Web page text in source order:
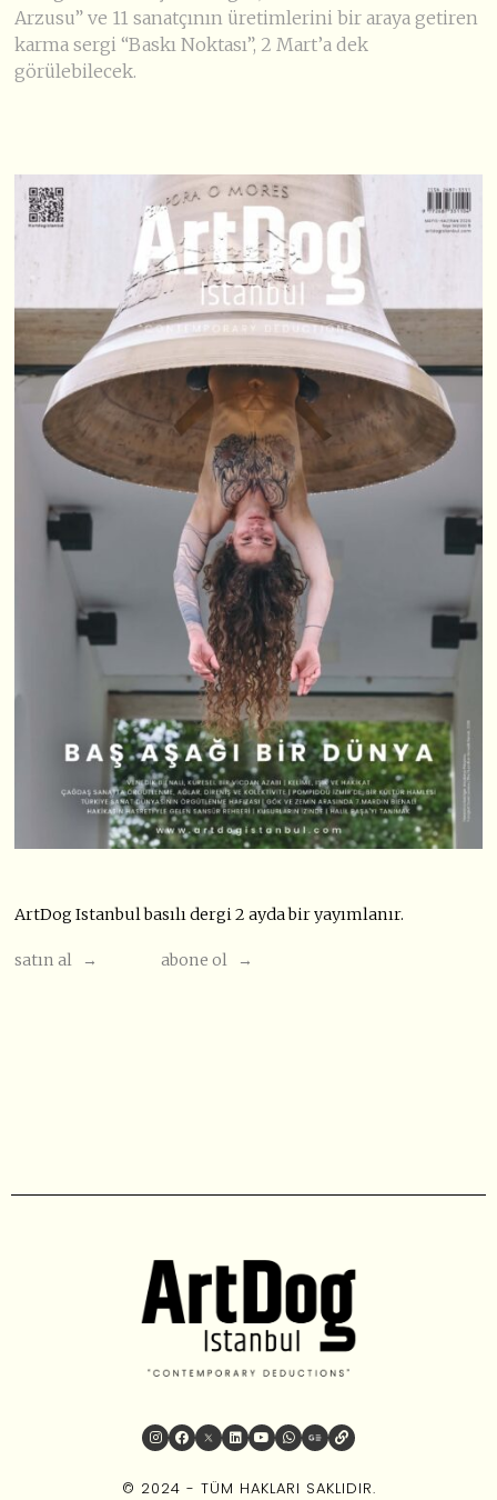
Arzusu” ve 11 sanatçının üretimlerini bir araya getiren
karma sergi “Baskı Noktası”, 2 Mart’a dek
görülebilecek.
ArtDog Istanbul basılı dergi 2 ayda bir yayımlanır.
satın al → abone ol →
© 2024 - TÜM HAKLARI SAKLIDIR.